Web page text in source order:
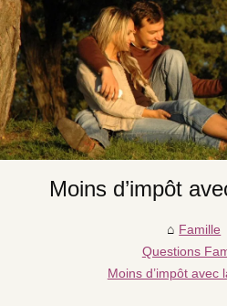
Moins d’impôt
Famille
Questions
Moins d’impôt avec